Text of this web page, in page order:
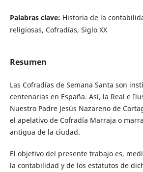
Palabras clave: Historia de la
religiosas, Cofradías, Siglo XX
Resumen
Las Cofradías de Semana Santa son
centenarias en España. Así, la Real e
Nuestro Padre Jesús Nazareno de
el apelativo de Cofradía Marraja o
antigua de la ciudad.
El objetivo del presente trabajo es,
la contabilidad y de los estatutos de